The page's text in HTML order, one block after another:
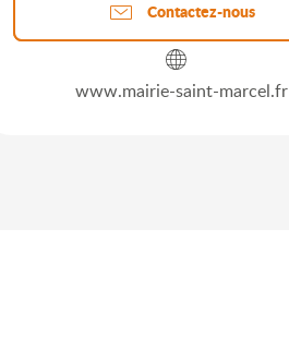
Contactez-nous
www.mairie-saint-marcel.fr